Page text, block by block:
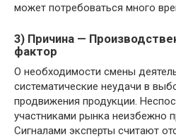
может потребоваться много
3) Причина —
фактор
О необходимости смены
систематические неудачи в
продвижения продукции.
участниками рынка неизбежно
Сигналами эксперты считают